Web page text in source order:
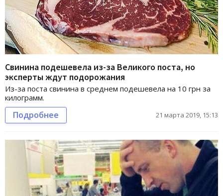
Свинина подешевела из-за Великого поста, но
эксперты ждут подорожания
Из-за поста свинина в среднем подешевела на 10 грн за
килограмм.
Подробнее 21 марта 2019, 15:13